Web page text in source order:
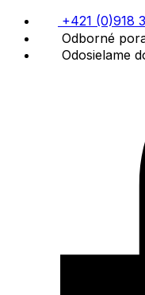
+421 (0)918
Odborné
Odosielame